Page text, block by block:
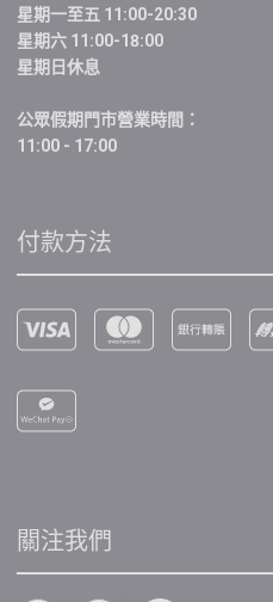
星期一至五 11:00-20:30
星期六 11:00-18:00
星期日休息
公眾假期門市營業時間：
11:00 - 17:00
付款方法
關注我們